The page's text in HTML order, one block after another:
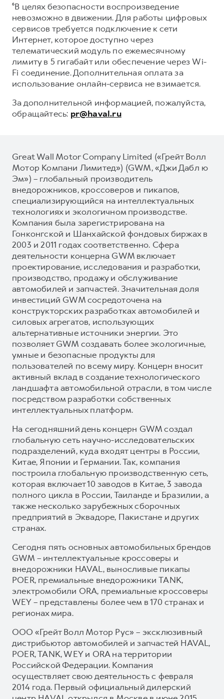
⁶В целях безопасности воспроизведение
невозможно в движении. Для работы цифровых
сервисов требуется подключение к сети
Интернет, которое доступно через
телематический модуль по ежемесячному
лимиту в 5 гигабайт или обеспечение через Wi-
Fi соединение. Дополнительная оплата за
использование онлайн-сервиса не взимается.
За дополнительной информацией, пожалуйста,
обращайтесь: pr@haval.ru
Great Wall Motor Company Limited («Грейт Волл
Мотор Компани Лимитед») (GWM, «Джи Дабл ю
Эм») – глобальный производитель
внедорожников, кроссоверов и пикапов,
специализирующийся на интеллектуальных
технологиях и экологичном производстве.
Компания была зарегистрирована на
Гонконгской и Шанхайской фондовых биржах в
2003 и 2011 годах соответственно. Сфера
деятельности концерна GWM включает
проектирование, исследования и разработки,
производство, продажу и обслуживание
автомобилей и запчастей. Значительная доля
инвестиций GWM сосредоточена на
конструкторских разработках автомобилей и
силовых агрегатов, использующих
альтернативные источники энергии. Это
позволяет GWM создавать более экологичные,
умные и безопасные продукты для
пользователей по всему миру. Концерн вносит
активный вклад в создание технологического
ландшафта автомобильной отрасли, в том числе
посредством разработки собственных
интеллектуальных платформ.
На сегодняшний день концерн GWM создал
глобальную сеть научно-исследовательских
подразделений, куда входят центры в России,
Китае, Японии и Германии. Так, компания
построила глобальную производственную сеть,
которая включает 10 заводов в Китае, 3 завода
полного цикла в России, Таиланде и Бразилии, а
также несколько зарубежных сборочных
предприятий в Эквадоре, Пакистане и других
странах.
Сегодня пять основных автомобильных брендов
GWM – интеллектуальные кроссоверы и
внедорожники HAVAL, выносливые пикапы
POER, премиальные внедорожники TANK,
электромобили ORA, премиальные кроссоверы
WEY – представлены более чем в 170 странах и
регионах мира.
ООО «Грейт Волл Мотор Рус» – эксклюзивный
дистрибьютор автомобилей и запчастей HAVAL,
POER, TANK, WEY и ORA на территории
Российской Федерации. Компания
осуществляет свою деятельность с февраля
2014 года. Первый официальный дилерский